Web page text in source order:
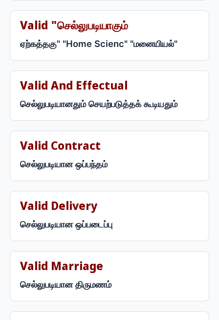
Valid "செல்லுபடியாகும்
ஏற்கத்தகு" "Home Scienc" "மனையியல்"
Valid And Effectual
செல்லுபடியானதும் செயற்படுத்தக் கூடியதும்
Valid Contract
செல்லுபடியான ஒப்பந்தம்
Valid Delivery
செல்லுபடியான ஒப்படைப்பு
Valid Marriage
செல்லுபடியான திருமணம்